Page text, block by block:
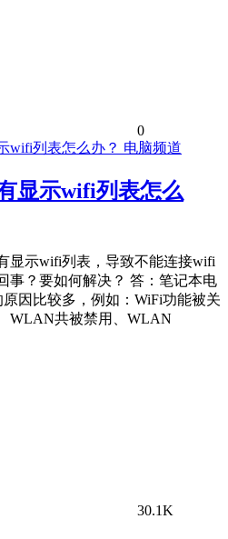
0
电脑频道
显示wifi列表怎么
显示wifi列表，导致不能连接wifi
事？要如何解决？ 答：笔记本电
因比较多，例如：WiFi功能被关
WLAN共被禁用、WLAN
30.1K